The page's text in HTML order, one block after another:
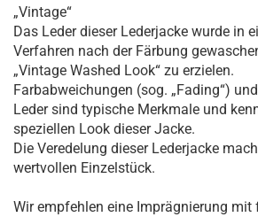
„Vintage“
Das Leder dieser Lederjacke wurde in
Verfahren nach der Färbung
„Vintage Washed Look“ zu erzielen.
Farbabweichungen (sog. „Fading“)
Leder sind typische Merkmale und
speziellen Look dieser Jacke.
Die Veredelung dieser Lederjacke
wertvollen Einzelstück.
Wir empfehlen eine Imprägnierung mit